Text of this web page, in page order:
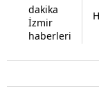
dakika
İzmir
haberleri